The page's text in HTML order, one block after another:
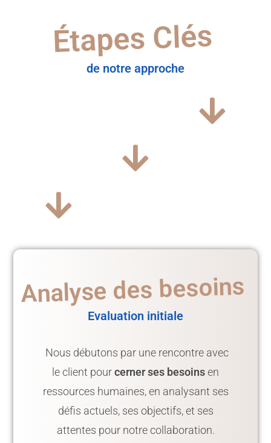
Étapes Clés
de notre approche
Analyse des besoins
Evaluation initiale
Nous débutons par une rencontre avec
le client pourcerner ses besoinsen
ressources humaines, en analysant ses
défis actuels, ses objectifs, et ses
attentes pour notre collaboration.